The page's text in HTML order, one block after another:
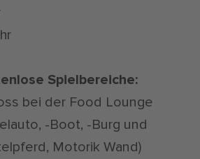
Spielbereiche:
bei der Food Lounge
-Boot, -Burg und
Motorik Wand)